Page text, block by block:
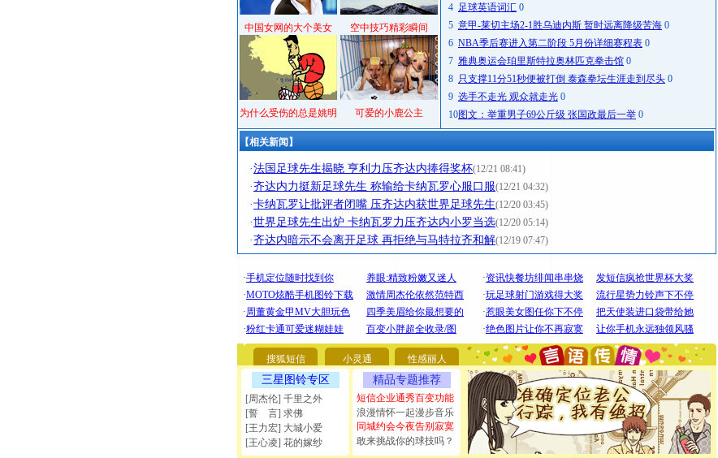
中国女网的大个美女 空中技巧精彩瞬间
为什么受伤的总是姚明 可爱的小鹿公主
4 足球英语词汇 0
5 意甲-莱切主场2-1胜乌迪内斯 暂时远离降级苦海 0
6 NBA季后赛进入第二阶段 5月份详细赛程表 0
7 雅典奥运会珀里斯特拉奥林匹克拳击馆 0
8 只支撑11分51秒便被打倒 泰森拳坛生涯走到尽头 0
9 选手不走光 观众就走光 0
10图文：举重男子69公斤级 张国政最后一举 0
【相关新闻】
·法国足球先生揭晓 亨利力压齐达内捧得奖杯(12/21 08:41)
·齐达内力挺新足球先生 称输给卡纳瓦罗心服口服(12/21 04:32)
·卡纳瓦罗让批评者闭嘴 压齐达内获世界足球先生(12/20 03:45)
·世界足球先生出炉 卡纳瓦罗力压齐达内小罗当选(12/20 05:14)
·齐达内暗示不会离开足球 再拒绝与马特拉齐和解(12/19 07:47)
搜狐短信 小灵通 性感丽人
三星图铃专区
[周杰伦] 千里之外
[誓 言] 求佛
[王力宏] 大城小爱
[王心凌] 花的嫁纱
精品专题推荐
短信企业通秀百变功能
浪漫情怀一起漫步音乐
同城约会今夜告别寂寞
敢来挑战你的球技吗？
[圣诞节]圣诞节到了，想想没什么送给你的，又不打算给
你太多，只有给你五千万：千万快乐！千万要健康！千万
要平安！千万要知足！千万不要忘记我！
能正大光明地骚扰你,告诉你,圣诞要快乐!新年要快乐!天
天都要快乐噢!
[圣诞节]奉上一颗祝福的心,在这个特别的日子里,愿幸福,
如意,快乐,鲜花,一切美好的祝愿与你同在.圣诞快乐!
[元旦]看到你我会触电；看不到你我要充电；没有你我会
断电。爱你是我职业，想你是我事业，抱你是我特长，吻
你是我专业！水晶之恋祝你新年快乐
[元旦]如果上天让我许三个愿望，一是今生今世和你在一